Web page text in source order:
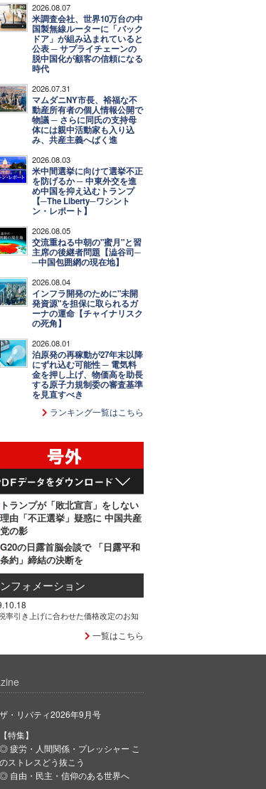
2026.08.07
米調査会社、世界10万台の中
国製無線ルーターに「バック
ドア」が組み込まれていると
公表 ─ サプライチェーンの
脱中国化が顧客の信頼になる
時代
2026.07.31
マムダニNY市長、裕福な不
動産所有者の個人情報公開で
物議 ─ さらに同氏の支持母
体には親中活動家も入り込
み、共産主義へばく進
2026.08.03
米中間選挙に向けて選挙不正
を防げるか ─ 中東外交を進
め中国を抑え込むトランプ
【─The Liberty─ワシント
ン・レポート】
2026.08.05
交流重ねる中朝の"蜜月"と習
主席の後継者問題【澁谷司─
─中国包囲網の現在地】
2026.08.04
インフラ開発のために"未開
発資源"を担保に取られるガ
ーナの運命【チャイナリスク
の死角】
2026.08.01
泊原発の再稼動が27年末以降
にずれ込む可能性 ─ 電気料
金を押し上げ、物価高を助長
する原子力規制委の審査基準
を見直すべき
ランキング一覧はこちら
トランプが「敗北宣言」をしない
理由「不正選挙」疑惑に 中国共産
党の影
G20の日露首脳会談で 「日露平和
条約」締結の決断を
フォメーション
率引き上げに合わせた価格改定のお知
一覧はこちら
ザ・リバティ2026年9月号
【特集】
◎ 疲労・人間関係・プレッシャー こ
のストレスどう抜こう
◎ 自由・民主・信仰のある世界へ